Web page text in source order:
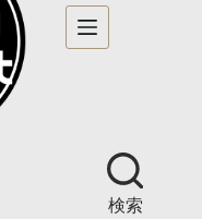
検索